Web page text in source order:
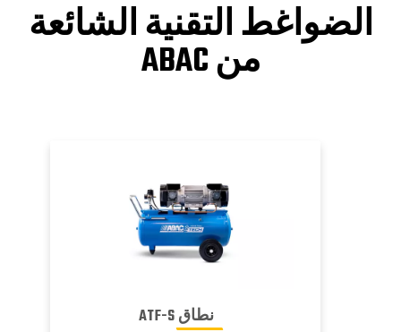
الضواغط التقنية الشائعة
من ABAC
نطاق ATF-S